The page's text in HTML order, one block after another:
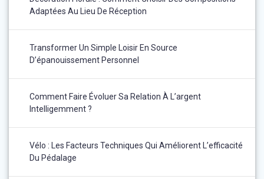
Adaptées Au Lieu De Réception
Transformer Un Simple Loisir En Source
D’épanouissement Personnel
Comment Faire Évoluer Sa Relation À L’argent
Intelligemment ?
Vélo : Les Facteurs Techniques Qui Améliorent L’efficacité
Du Pédalage